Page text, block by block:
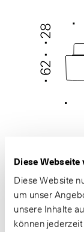
Diese Webseite
Diese Website
um unser
unsere Inhalte
können